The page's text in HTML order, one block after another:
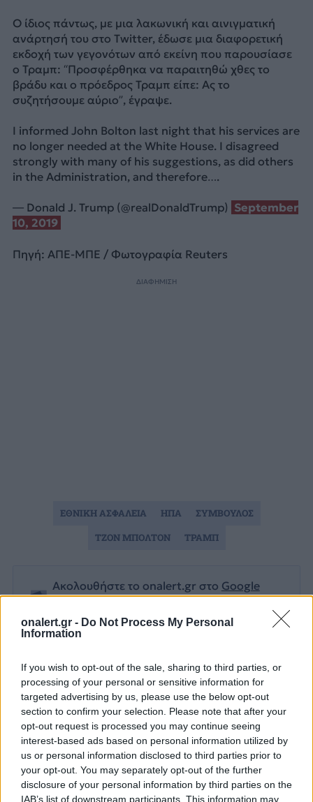
onalert.gr - Do Not Process My Personal
Information
If you wish to opt-out of the sale, sharing to third parties, or
processing of your personal or sensitive information for
targeted advertising by us, please use the below opt-out
section to confirm your selection. Please note that after your
opt-out request is processed you may continue seeing
interest-based ads based on personal information utilized by
us or personal information disclosed to third parties prior to
your opt-out. You may separately opt-out of the further
disclosure of your personal information by third parties on the
IAB’s list of downstream participants. This information may
Διάβασε επίσης
Ο ίδιος πάντως, με μια λακωνική και αινιγματική
ανάρτησή του στο Twitter, έδωσε μια διαφορετική
εκδοχή των γεγονότων από εκείνη που παρουσίασε
ο Τραμπ: “Προσφέρθηκα να παραιτηθώ χθες το
βράδυ και ο πρόεδρος Τραμπ είπε: Ας το
συζητήσουμε αύριο”, έγραψε.
I informed John Bolton last night that his services are
no longer needed at the White House. I disagreed
strongly with many of his suggestions, as did others
in the Administration, and therefore….
— Donald J. Trump (@realDonaldTrump) September
10, 2019
Πηγή: ΑΠΕ-ΜΠΕ / Φωτογραφία Reuters
ΔΙΑΦΗΜΙΣΗ
Ακολουθήστε το onalert.gr στο Google
Newsκαι μάθετε πρώτοι όλες τις ειδήσεις
για την άμυνα.
ΕΘΝΙΚΗ ΑΣΦΑΛΕΙΑ ΗΠΑ
ΣΥΜΒΟΥΛΟΣ
ΤΖΟΝ ΜΠΟΛΤΟΝ
ΤΡΑΜΠ